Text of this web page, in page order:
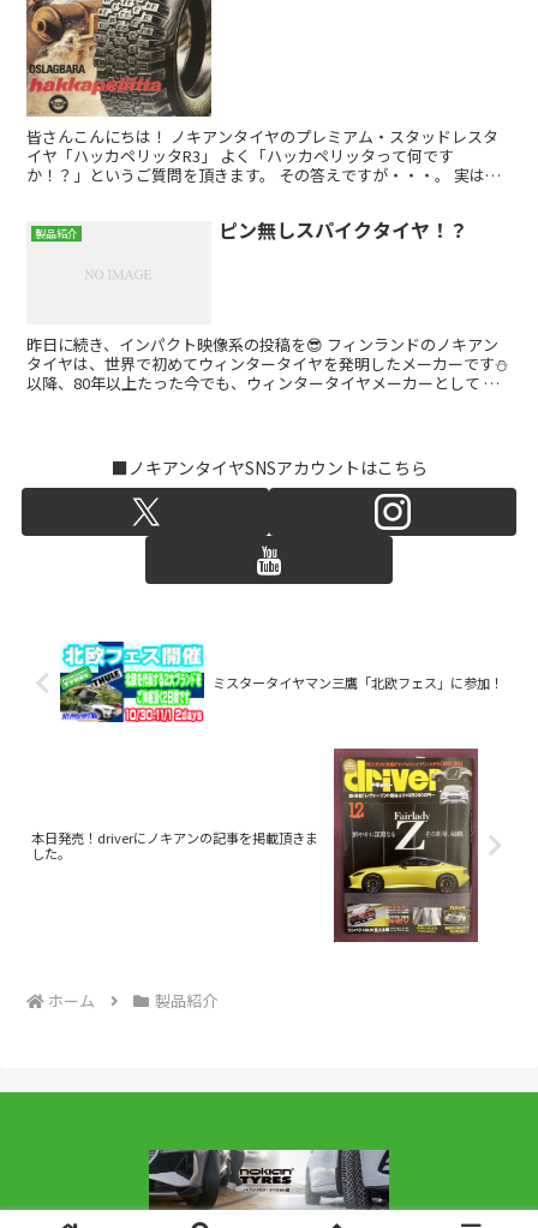
皆さんこんにちは！ ノキアンタイヤのプレミアム・スタッドレスタ
イヤ「ハッカペリッタR3」 よく「ハッカペリッタって何です
か！？」というご質問を頂きます。 その答えですが・・・。 実は
製品紹介 ピン無しスパイクタイヤ！？
昨日に続き、インパクト映像系の投稿を😎 フィンランドのノキアン
タイヤは、世界で初めてウィンタータイヤを発明したメーカーです⛄️
以降、80年以上たった今でも、ウィンタータイヤメーカーとして 業
■ノキアンタイヤSNSアカウントはこちら
ミスタータイヤマン三鷹「北欧フェス」に参加！
本日発売！driverにノキアンの記事を掲載頂きま
した。
ホーム 製品紹介